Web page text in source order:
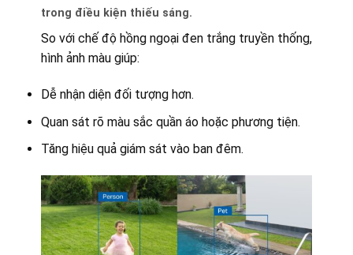
trong điều kiện thiếu sáng.
So với chế độ hồng ngoại đen trắng truyền thống,
hình ảnh màu giúp:
Dễ nhận diện đối tượng hơn.
Quan sát rõ màu sắc quần áo hoặc phương tiện.
Tăng hiệu quả giám sát vào ban đêm.